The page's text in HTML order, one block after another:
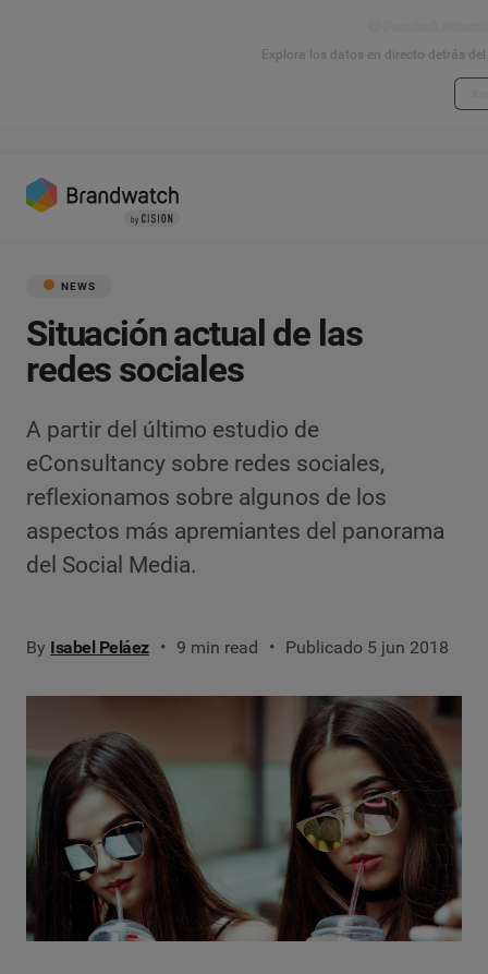
Explora los datos en directo detrás
NEWS
Situación actual de las
redes sociales
A partir del último estudio de
eConsultancy sobre redes sociales,
reflexionamos sobre algunos de los
aspectos más apremiantes del panorama
del Social Media.
By Isabel Peláez 9 min read Publicado 5 jun 2018